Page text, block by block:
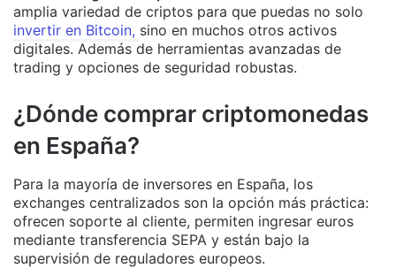
amplia variedad de criptos para que puedas no solo
invertir en Bitcoin, sino en muchos otros activos
digitales. Además de herramientas avanzadas de
trading y opciones de seguridad robustas.
¿Dónde comprar criptomonedas
en España?
Para la mayoría de inversores en España, los
exchanges centralizados son la opción más práctica:
ofrecen soporte al cliente, permiten ingresar euros
mediante transferencia SEPA y están bajo la
supervisión de reguladores europeos.